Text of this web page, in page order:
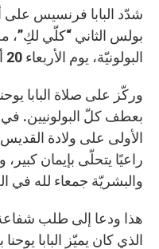
شدّد البابا فرنسيس على
بولس الثاني “كلّي لكِ”،
البولونيّة، يوم الأربعاء 20 أيّار 2020.
وركّز على صلاة البابا
بعطف كلّ البولونيين. في
الأولى على ولادة
راعيًا يتحلّى بإيمان
والبشريّة جمعاء لله في
هذا ودعا إلى طلب
الذي كان يميّز البابا